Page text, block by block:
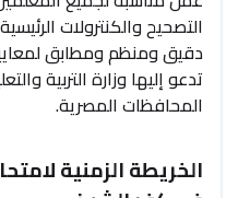
التصحيح والكنترولات
دقيق ومنظم ومطابق
تدعو إليها وزارة التربية
المحافظات المصرية.
الخريطة الزمنية